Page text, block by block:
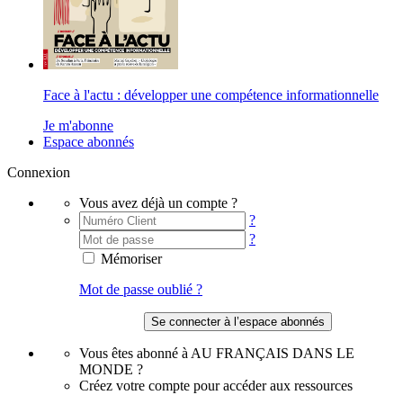
Face à l'actu : développer une compétence informationnelle
Je m'abonne
Espace abonnés
Connexion
Vous avez déjà un compte ?
?
?
Mémoriser
Mot de passe oublié ?
Vous êtes abonné à AU FRANÇAIS DANS LE
MONDE ?
Créez votre compte pour accéder aux ressources